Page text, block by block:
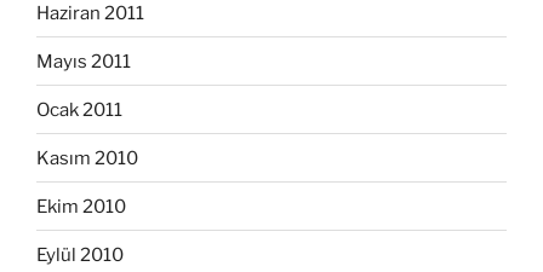
Haziran 2011
Mayıs 2011
Ocak 2011
Kasım 2010
Ekim 2010
Eylül 2010